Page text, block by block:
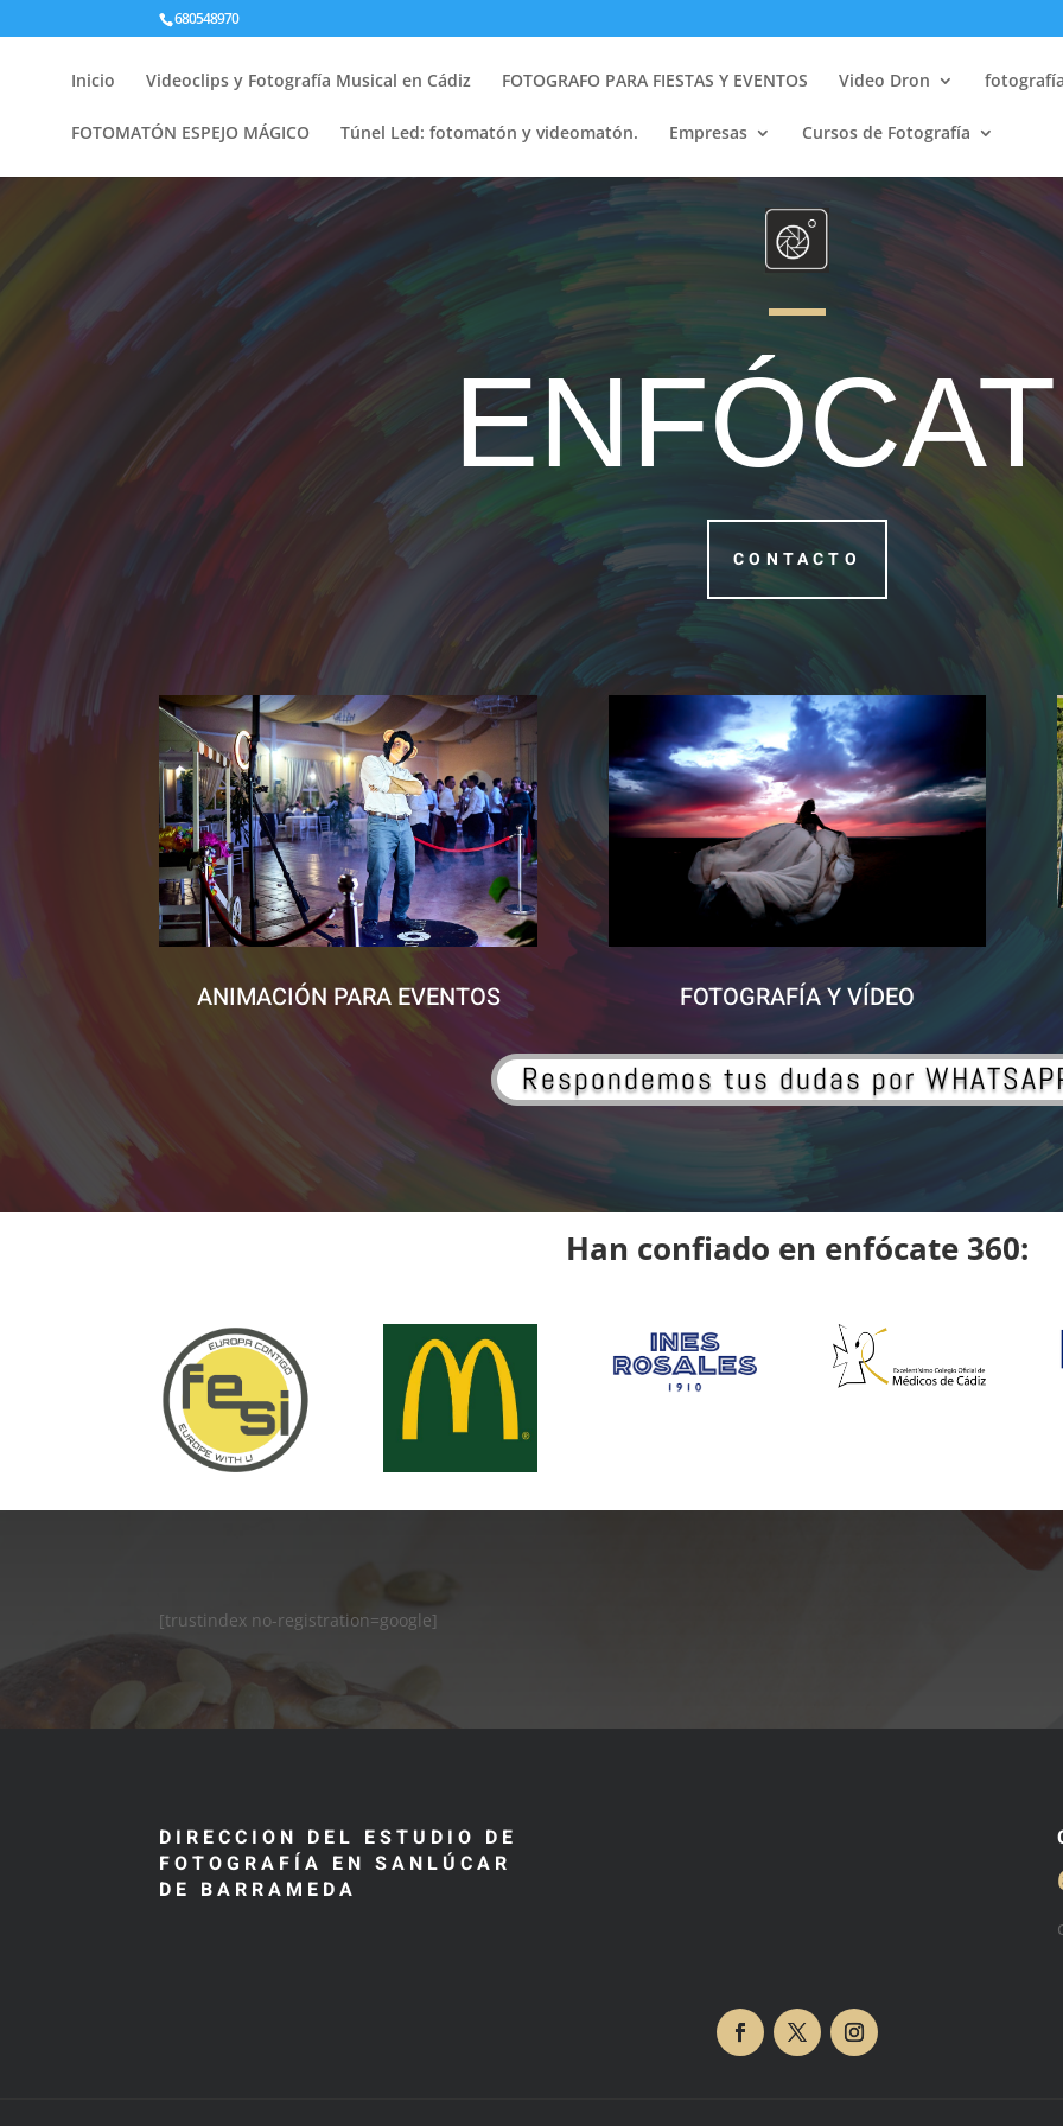
680548970
Inicio Videoclips y Fotografía Musical en Cádiz FOTOGRAFO PARA FIESTAS Y EVENTOS Video Dron
FOTOMATÓN ESPEJO MÁGICO Túnel Led: fotomatón y videomatón. Empresas Cursos de Fotografía
CONTACTO
ANIMACIÓN PARA EVENTOS FOTOGRAFÍA Y VÍDEO
Respondemos tus dudas por
Han confiado en enfócate 360:
[trustindex no-registration=google]
DIRECCION DEL ESTUDIO DE
FOTOGRAFÍA EN SANLÚCAR
DE BARRAMEDA